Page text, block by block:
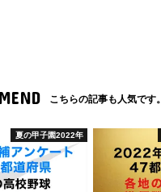
こちらの記事も人気です。
夏の甲子園2022年